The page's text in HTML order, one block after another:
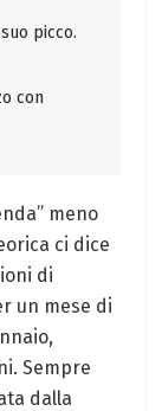
picco.
con
meno
ci dice
di
un mese di
Sempre
dalla